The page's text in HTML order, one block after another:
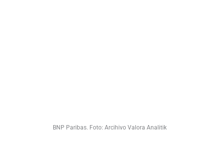
BNP Paribas. Foto: Arcihivo Valora Analitik